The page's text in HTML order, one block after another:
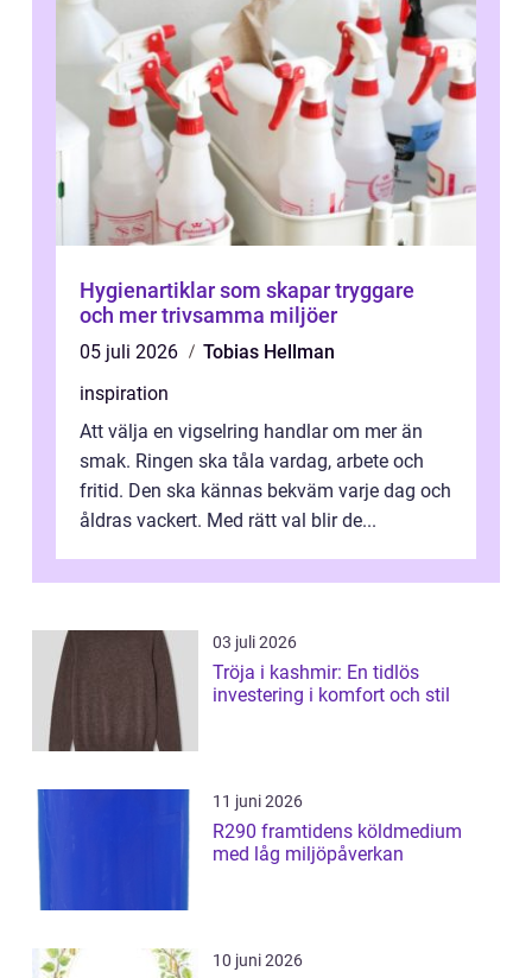
Hygienartiklar som skapar tryggare
och mer trivsamma miljöer
05 juli 2026
Tobias Hellman
inspiration
Att välja en vigselring handlar om mer än
smak. Ringen ska tåla vardag, arbete och
fritid. Den ska kännas bekväm varje dag och
åldras vackert. Med rätt val blir de...
03 juli 2026
Tröja i kashmir: En tidlös
investering i komfort och stil
11 juni 2026
R290 framtidens köldmedium
med låg miljöpåverkan
10 juni 2026